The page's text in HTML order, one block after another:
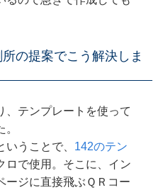
の提案でこう解決しま
、テンプレートを使って
うことで、 142のテン
ロで使用。そこに、イン
ージに直接飛ぶＱＲコー